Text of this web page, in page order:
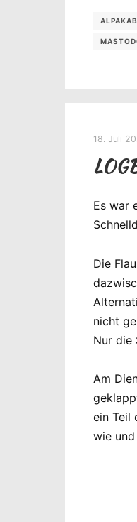
18. Juli
Es war
Die
nicht
Nur die
Am
ein Teil
wie